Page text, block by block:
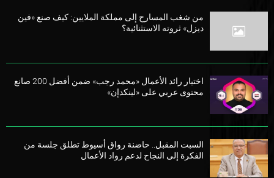
من شغب المسارح إلى مملكة الملايين: كيف صنع «فين
ديزل» ثروته الاستثنائية؟
اختيار رائد الأعمال «محمد رجب» ضمن أفضل 200 صانع
محتوى عربي على «لينكدإن»
السبت المقبل.. حاضنة رواق أسيوط تطلق جلسة من
الفكرة إلى النجاح لدعم رواد الأعمال